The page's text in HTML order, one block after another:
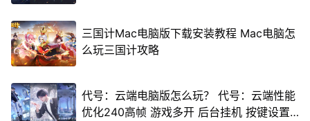
三国计Mac电脑版下载安装教程 Mac电脑怎
么玩三国计攻略
代号：云端电脑版怎么玩？ 代号：云端性能
优化240高帧 游戏多开 后台挂机 按键设置